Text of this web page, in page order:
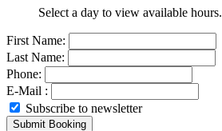
Select a day to view available hours.
First Name:
Last Name:
Phone:
E-Mail :
Subscribe to newsletter
Submit Booking